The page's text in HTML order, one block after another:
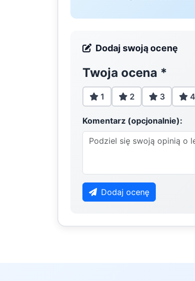
Dodaj swoją ocenę
Twoja ocena *
1 2 3 4
Komentarz (opcjonalnie):
Dodaj ocenę